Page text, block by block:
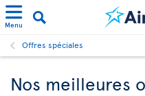
Menu
Offres spéciales
Nos meilleures